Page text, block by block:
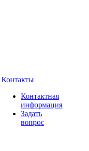
Контакты
Контактная
информация
Задать
вопрос